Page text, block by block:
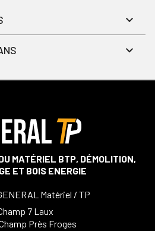
MATÉRIEL BTP, DÉMOLITION,
ET BOIS ENERGIE
Matériel / TP
7 Laux
Près Froges